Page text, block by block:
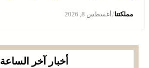
مملكتنا/أغسطس 8, 2026
أخبار آخر الساعة